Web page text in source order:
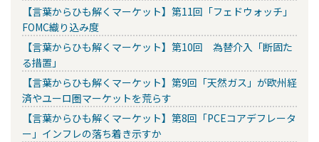
【言葉からひも解くマーケット】第11回「フェドウォッチ」
FOMC織り込み度
【言葉からひも解くマーケット】第10回 為替介入「断固た
る措置」
【言葉からひも解くマーケット】第9回「天然ガス」が欧州経
済やユーロ圏マーケットを荒らす
【言葉からひも解くマーケット】第8回「PCEコアデフレータ
ー」インフレの落ち着き示すか